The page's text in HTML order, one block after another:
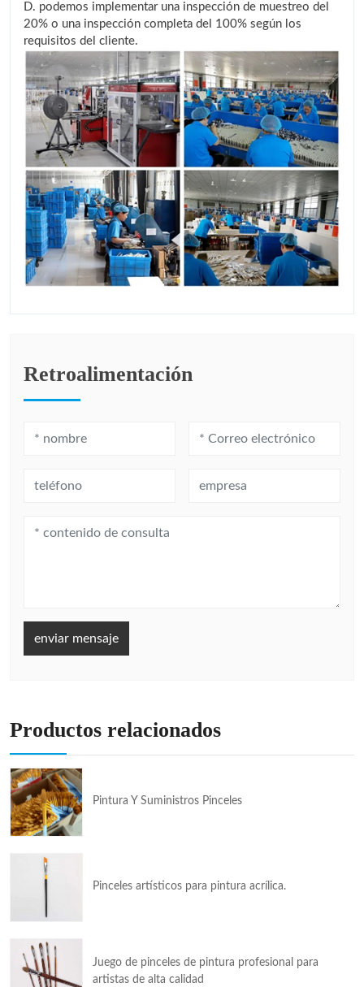
D. podemos implementar una inspección de muestreo del
20% o una inspección completa del 100% según los
requisitos del cliente.
Retroalimentación
enviar mensaje
Productos relacionados
Pintura Y Suministros Pinceles
Pinceles artísticos para pintura acrílica.
Juego de pinceles de pintura profesional para
artistas de alta calidad